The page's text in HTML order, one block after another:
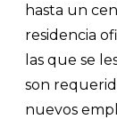
hasta un
residencia
las que se
son
nuevos